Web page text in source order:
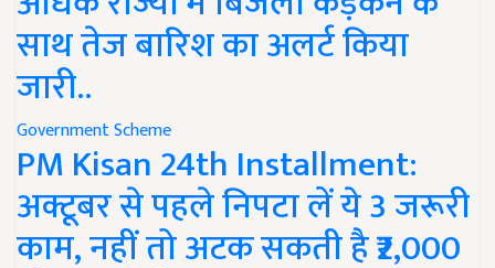
साथ तेज बारिश का अलर्ट किया
जारी..
Government Scheme
PM Kisan 24th Installment:
अक्टूबर से पहले निपटा लें ये 3 जरूरी
काम, नहीं तो अटक सकती है ₹2,000